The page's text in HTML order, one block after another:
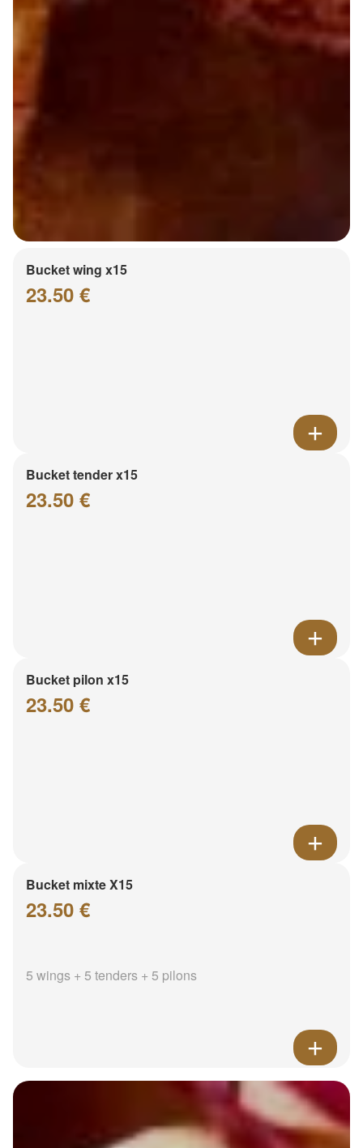
Bucket wing x15
23.50 €
Bucket tender x15
23.50 €
Bucket pilon x15
23.50 €
Bucket mixte X15
23.50 €
5 wings + 5 tenders + 5 pilons